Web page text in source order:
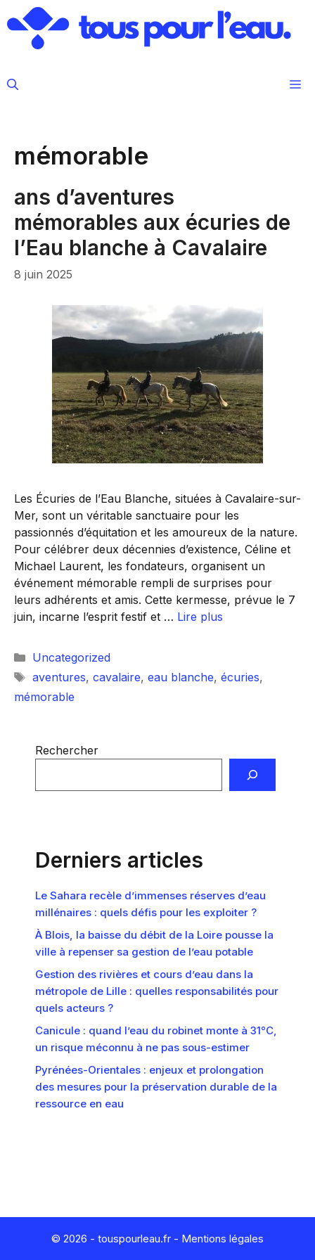
au
contenu
mémorable
ans d’aventures
mémorables aux écuries de
l’Eau blanche à Cavalaire
8 juin 2025
Les Écuries de l’Eau Blanche, situées à Cavalaire-sur-
Mer, sont un véritable sanctuaire pour les
passionnés d’équitation et les amoureux de la nature.
Pour célébrer deux décennies d’existence, Céline et
Michael Laurent, les fondateurs, organisent un
événement mémorable rempli de surprises pour
leurs adhérents et amis. Cette kermesse, prévue le 7
juin, incarne l’esprit festif et … Lire plus
Catégories
Uncategorized
Étiquettes
aventures, cavalaire, eau blanche, écuries,
mémorable
Rechercher
Derniers articles
Le Sahara recèle d’immenses réserves d’eau
millénaires : quels défis pour les exploiter ?
À Blois, la baisse du débit de la Loire pousse la
ville à repenser sa gestion de l’eau potable
Gestion des rivières et cours d’eau dans la
métropole de Lille : quelles responsabilités pour
quels acteurs ?
Canicule : quand l’eau du robinet monte à 31°C,
un risque méconnu à ne pas sous-estimer
Pyrénées-Orientales : enjeux et prolongation
des mesures pour la préservation durable de la
ressource en eau
© 2026 - touspourleau.fr - Mentions légales